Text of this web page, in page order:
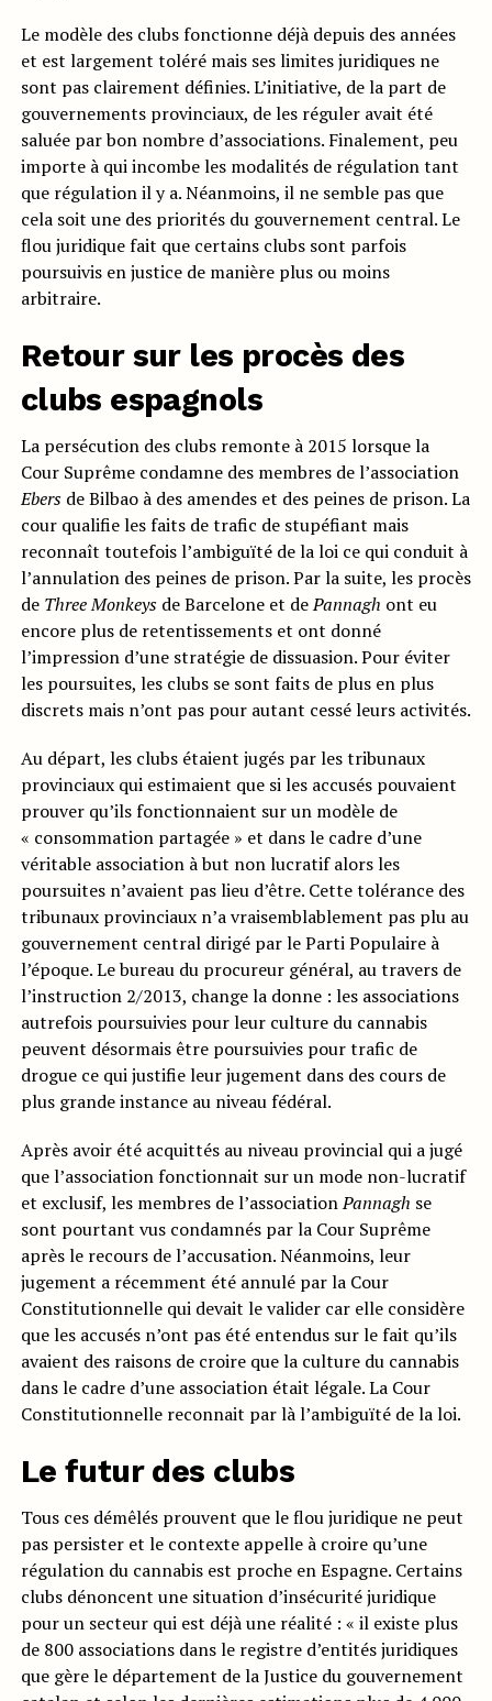
Le modèle des clubs fonctionne déjà depuis des années
et est largement toléré mais ses limites juridiques ne
sont pas clairement définies. L’initiative, de la part de
gouvernements provinciaux, de les réguler avait été
saluée par bon nombre d’associations. Finalement, peu
importe à qui incombe les modalités de régulation tant
que régulation il y a. Néanmoins, il ne semble pas que
cela soit une des priorités du gouvernement central. Le
flou juridique fait que certains clubs sont parfois
poursuivis en justice de manière plus ou moins
arbitraire.
Retour sur les procès des
clubs espagnols
La persécution des clubs remonte à 2015 lorsque la
Cour Suprême condamne des membres de l’association
Ebersde Bilbao à des amendes et des peines de prison. La
cour qualifie les faits de trafic de stupéfiant mais
reconnaît toutefois l’ambiguïté de la loi ce qui conduit à
l’annulation des peines de prison. Par la suite, les procès
de Three Monkeysde Barcelone et dePannagh ont eu
encore plus de retentissements et ont donné
l’impression d’une stratégie de dissuasion. Pour éviter
les poursuites, les clubs se sont faits de plus en plus
discrets mais n’ont pas pour autant cessé leurs activités.
Au départ, les clubs étaient jugés par les tribunaux
provinciaux qui estimaient que si les accusés pouvaient
prouver qu’ils fonctionnaient sur un modèle de
« consommation partagée » et dans le cadre d’une
véritable association à but non lucratif alors les
poursuites n’avaient pas lieu d’être. Cette tolérance des
tribunaux provinciaux n’a vraisemblablement pas plu au
gouvernement central dirigé par le Parti Populaire à
l’époque. Le bureau du procureur général, au travers de
l’instruction 2/2013, change la donne : les associations
autrefois poursuivies pour leur culture du cannabis
peuvent désormais être poursuivies pour trafic de
drogue ce qui justifie leur jugement dans des cours de
plus grande instance au niveau fédéral.
Après avoir été acquittés au niveau provincial qui a jugé
que l’association fonctionnait sur un mode non-lucratif
et exclusif, les membres de l’associationPannagh se
sont pourtant vus condamnés par la Cour Suprême
après le recours de l’accusation. Néanmoins, leur
jugement a récemment été annulé par la Cour
Constitutionnelle qui devait le valider car elle considère
que les accusés n’ont pas été entendus sur le fait qu’ils
avaient des raisons de croire que la culture du cannabis
dans le cadre d’une association était légale. La Cour
Constitutionnelle reconnait par là l’ambiguïté de la loi.
Le futur des clubs
Tous ces démêlés prouvent que le flou juridique ne peut
pas persister et le contexte appelle à croire qu’une
régulation du cannabis est proche en Espagne. Certains
clubs dénoncent une situation d’insécurité juridique
pour un secteur qui est déjà une réalité : « il existe plus
de 800 associations dans le registre d’entités juridiques
que gère le département de la Justice du gouvernement